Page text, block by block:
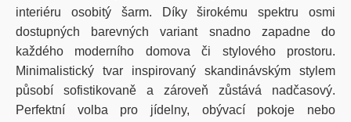
interiéru osobitý šarm. Díky širokému spektru osmi
dostupných barevných variant snadno zapadne do
každého moderního domova či stylového prostoru.
Minimalistický tvar inspirovaný skandinávským stylem
působí sofistikovaně a zároveň zůstává nadčasový.
Perfektní volba pro jídelny, obývací pokoje nebo